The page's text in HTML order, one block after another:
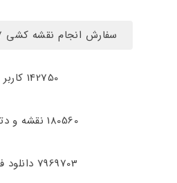
سفارش انجام نقشه کشی 09170547167
142750 کاربر
180560 نقشه و دتایل
7969703 دانلود فایل